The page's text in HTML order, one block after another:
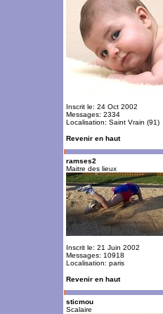
Inscrit le: 24 Oct 2002
Messages: 2334
Localisation: Saint Vrain (91)
Revenir en haut
ramses2
Maitre des lieux
Inscrit le: 21 Juin 2002
Messages: 10918
Localisation: paris
Revenir en haut
sticmou
Scalaire